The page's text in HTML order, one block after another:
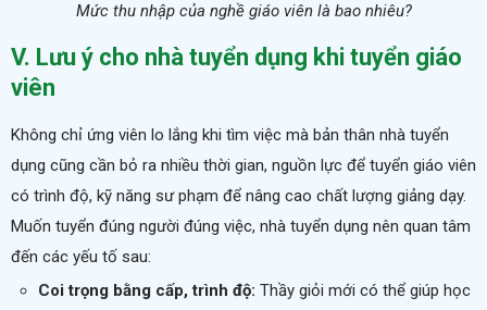
Mức thu nhập của nghề giáo viên là bao nhiêu?
V. Lưu ý cho nhà tuyển dụng khi tuyển giáo
viên
Không chỉ ứng viên lo lắng khi tìm việc mà bản thân nhà tuyển
dụng cũng cần bỏ ra nhiều thời gian, nguồn lực để tuyển giáo viên
có trình độ, kỹ năng sư phạm để nâng cao chất lượng giảng dạy.
Muốn tuyển đúng người đúng việc, nhà tuyển dụng nên quan tâm
đến các yếu tố sau:
Coi trọng bằng cấp, trình độ: Thầy giỏi mới có thể giúp học